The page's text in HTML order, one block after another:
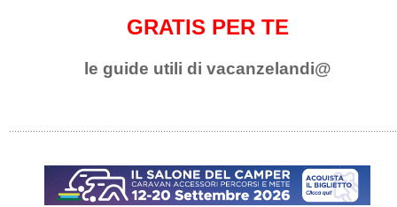
GRATIS PER TE
le guide utili di vacanzelandi@